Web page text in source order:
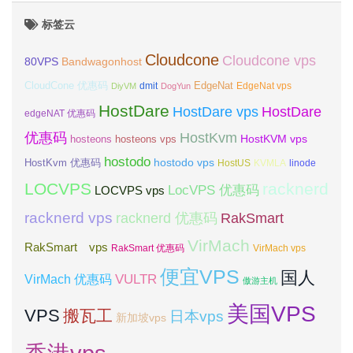
标签云
80VPS Bandwagonhost Cloudcone Cloudcone vps
CloudCone 优惠码 DiyVM dmit DogYun EdgeNat EdgeNat vps
edgeNAT 优惠码 HostDare HostDare vps HostDare
优惠码 hosteons hosteons vps HostKvm HostKVM vps
HostKvm 优惠码 hostodo hostodo vps HostUS KVMLA linode
LOCVPS LOCVPS vps LocVPS 优惠码 racknerd
racknerd vps racknerd 优惠码 RakSmart
RakSmart vps RakSmart 优惠码 VirMach VirMach vps
VirMach 优惠码 VULTR 便宜VPS 傲游主机 国人
VPS 搬瓦工 新加坡vps 日本vps 美国VPS